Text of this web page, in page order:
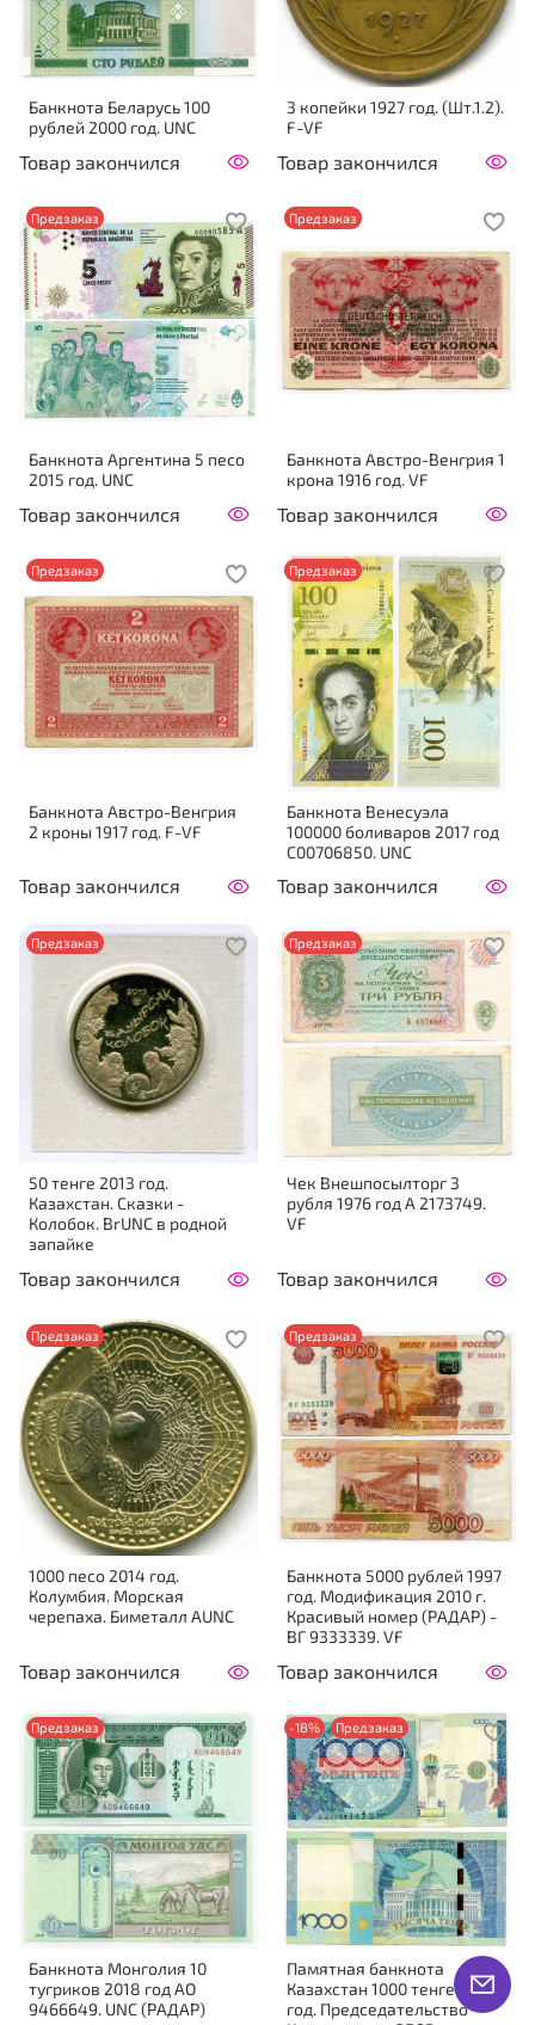
Банкнота Беларусь 100
рублей 2000 год. UNC
Товар закончился
3 копейки 1927 год. (Шт.1.2).
F-VF
Товар закончился
Предзаказ
Банкнота Аргентина 5 песо
2015 год. UNC
Товар закончился
Предзаказ
Банкнота Австро-Венгрия 1
крона 1916 год. VF
Товар закончился
Предзаказ
Банкнота Австро-Венгрия
2 кроны 1917 год. F-VF
Товар закончился
Предзаказ
Банкнота Венесуэла
100000 боливаров 2017 год
C00706850. UNC
Товар закончился
Предзаказ
50 тенге 2013 год.
Казахстан. Сказки -
Колобок. BrUNC в родной
запайке
Товар закончился
Предзаказ
Чек Внешпосылторг 3
рубля 1976 год A 2173749.
VF
Товар закончился
Предзаказ
1000 песо 2014 год.
Колумбия. Морская
черепаха. Биметалл AUNC
Товар закончился
Предзаказ
Банкнота 5000 рублей 1997
год. Модификация 2010 г.
Красивый номер (РАДАР) -
ВГ 9333339. VF
Товар закончился
Предзаказ
Банкнота Монголия 10
тугриков 2018 год АО
9466649. UNC (РАДАР)
-18% Предзаказ
Памятная банкнота
Казахстан 1000 тенге 2010
год. Председательство